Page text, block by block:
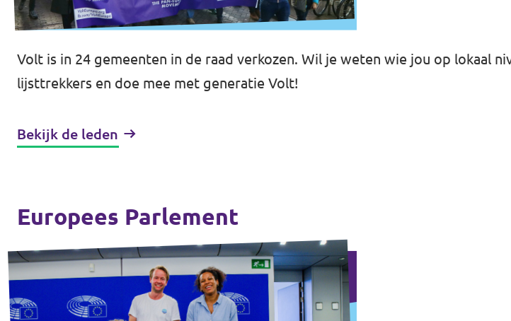
Werken bij Volt
Contact
Sprekersaanvraag
Charge - Wetenschappelijk Platform Volt
Volt is in 24 gemeenten in de raad verkozen. Wil je weten wie jou op lokaal
lijsttrekkers en doe mee met generatie Volt!
Bekijk de leden
Europees Parlement